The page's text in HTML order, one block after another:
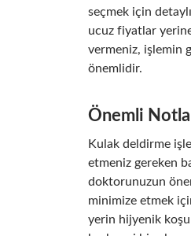
seçmek için
ucuz fiyatlar
vermeniz, işlemin
önemlidir.
Önemli
Kulak deldirme
etmeniz gereken
doktorunuzun
minimize etmek
yerin hijyenik